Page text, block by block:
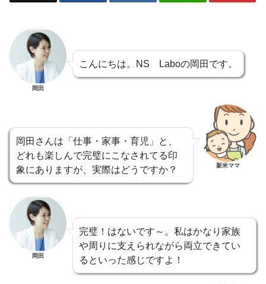
岡田
こんにちは。NS Laboの岡田です。
岡田さんは「仕事・家事・育児」と、
どれも楽しんで完璧にこなされてる印
象にありますが、実際はどうですか？
新米ママ
岡田
完璧！はないです～。私はかなり家族
や周りに支えられながら両立できてい
るといった感じですよ！